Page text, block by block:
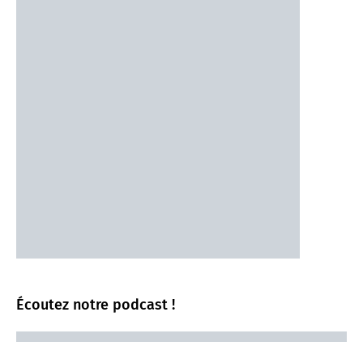
Écoutez notre podcast !